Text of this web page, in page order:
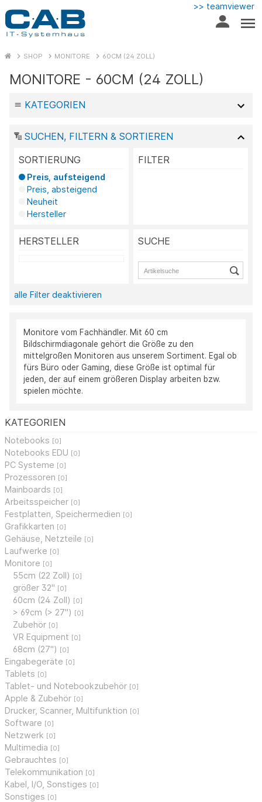
>> teamviewer
SHOP MONITORE 60CM (24 ZOLL)
KATEGORIEN
Notebooks [0]
Notebooks EDU [0]
PC Systeme [0]
Prozessoren [0]
Mainboards [0]
Arbeitsspeicher [0]
Festplatten, Speichermedien [0]
Grafikkarten [0]
Gehäuse, Netzteile [0]
Laufwerke [0]
Monitore [0]
55cm (22 Zoll) [0]
größer 32" [0]
60cm (24 Zoll) [0]
> 69cm (> 27") [0]
Zubehör [0]
VR Equipment [0]
68cm (27") [0]
Eingabegeräte [0]
Tablets [0]
Tablet- und Notebookzubehör [0]
Apple & Zubehör [0]
Drucker, Scanner, Multifunktion [0]
Software [0]
Netzwerk [0]
Multimedia [0]
Gebrauchtes [0]
Telekommunikation [0]
Kabel, I/O, Sonstiges [0]
Sonstiges [0]
MONITORE - 60CM (24 ZOLL)
KATEGORIEN
SUCHEN, FILTERN & SORTIEREN
SORTIERUNG
Preis, aufsteigend
Preis, absteigend
Neuheit
Hersteller
FILTER
HERSTELLER SUCHE
alle Filter deaktivieren
Monitore vom Fachhändler. Mit 60 cm
Bildschirmdiagonale gehört die Größe zu den
mittelgroßen Monitoren aus unserem Sortiment. Egal ob
fürs Büro oder Gaming, diese Größe ist optimal für
jeden, der auf einem größeren Display arbeiten bzw.
spielen möchte.